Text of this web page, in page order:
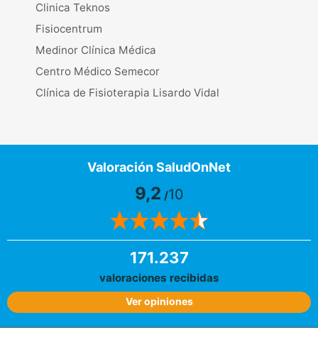
Clinica Teknos
Fisiocentrum
Medinor Clínica Médica
Centro Médico Semecor
Clínica de Fisioterapia Lisardo Vidal
Valoración SaludOnNet
9,2 /10
171.237
valoraciones recibidas
Ver opiniones